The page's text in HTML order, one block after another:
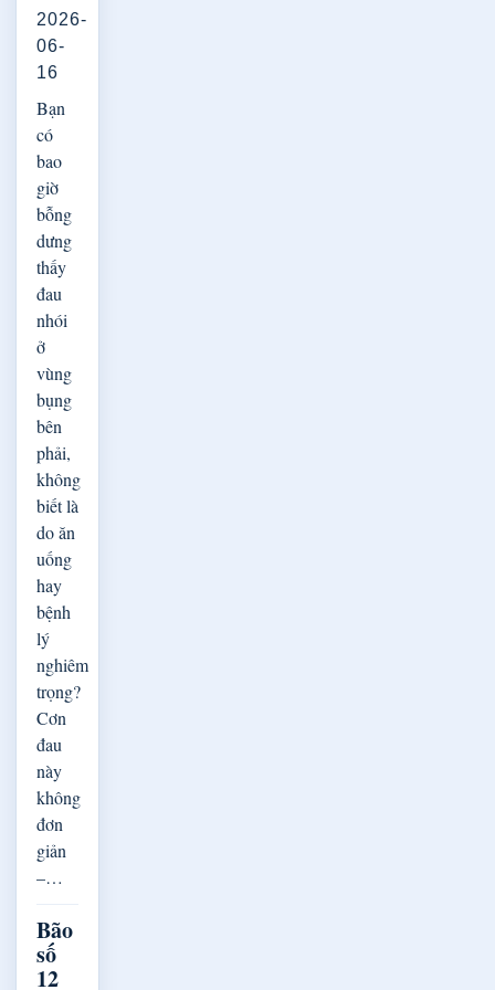
2026-
06-
16
Bạn
có
bao
giờ
bỗng
dưng
thấy
đau
nhói
ở
vùng
bụng
bên
phải,
không
biết là
do ăn
uống
hay
bệnh
lý
nghiêm
trọng?
Cơn
đau
này
không
đơn
giản
–…
Bão
số
12